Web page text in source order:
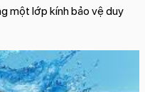
một lớp kính bảo vệ duy